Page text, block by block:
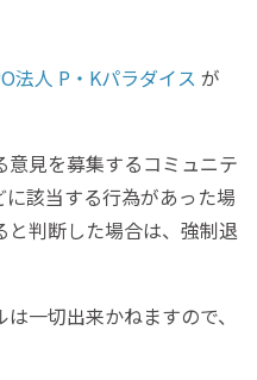
法人 P・Kパラダイス が
意見を募集するコミュニテ
該当する行為があった場
判断した場合は、強制退
一切出来かねますので、